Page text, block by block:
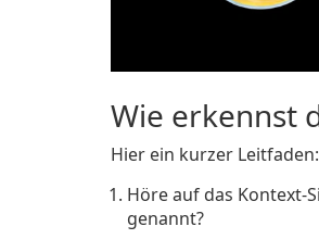
Wie erkennst
Hier ein kurzer Leitfaden:
Höre auf das
genannt?